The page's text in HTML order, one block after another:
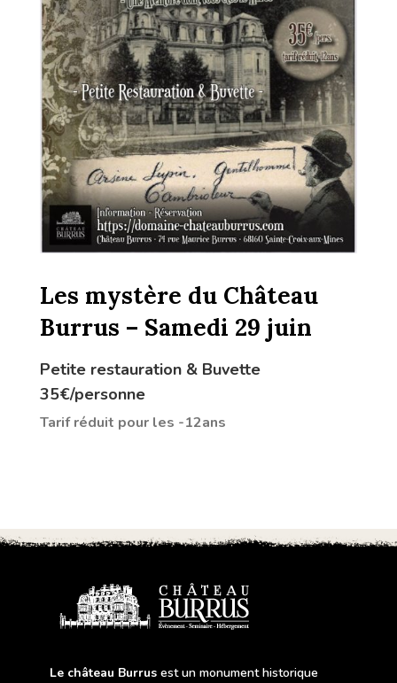
Les mystère du Château
Burrus – Samedi 29 juin
Petite restauration & Buvette
35€/personne
Tarif réduit pour les -12ans
Le château Burrus est un monument historique